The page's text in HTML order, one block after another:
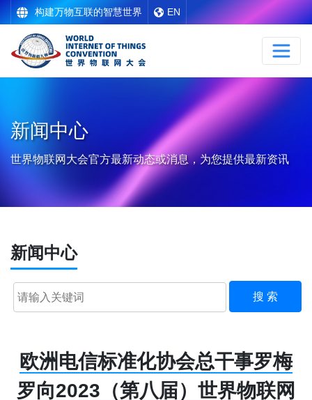
构建万物互联的智慧世界 EN
新闻中心
世界物联网大会官方最新动态或消息，为您提供最新资讯
新闻中心
搜 索
欧洲电信标准化协会总干事罗梅
罗向2023（第八届）世界物联网